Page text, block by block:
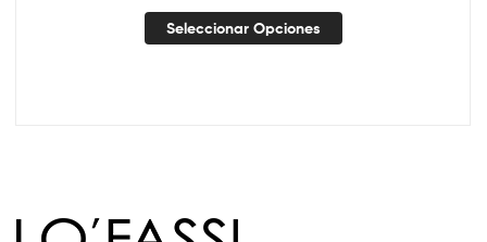
Seleccionar Opciones